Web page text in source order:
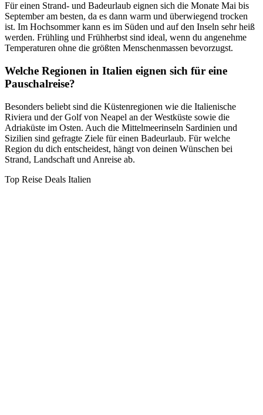
Für einen Strand- und Badeurlaub eignen sich die Monate Mai bis
September am besten, da es dann warm und überwiegend trocken
ist. Im Hochsommer kann es im Süden und auf den Inseln sehr heiß
werden. Frühling und Frühherbst sind ideal, wenn du angenehme
Temperaturen ohne die größten Menschenmassen bevorzugst.
Welche Regionen in Italien eignen sich für eine
Pauschalreise?
Besonders beliebt sind die Küstenregionen wie die Italienische
Riviera und der Golf von Neapel an der Westküste sowie die
Adriaküste im Osten. Auch die Mittelmeerinseln Sardinien und
Sizilien sind gefragte Ziele für einen Badeurlaub. Für welche
Region du dich entscheidest, hängt von deinen Wünschen bei
Strand, Landschaft und Anreise ab.
Top Reise Deals Italien